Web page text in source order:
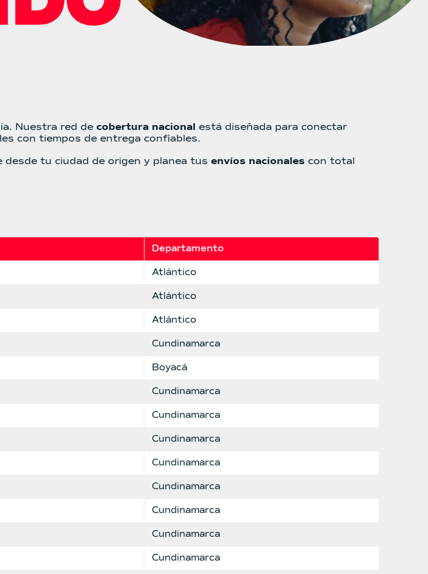
Nuestra red de cobertura nacional
está diseñada para conectar
con tiempos de entrega confiables.
tu ciudad de origen y planea tus envíos nacionales con total
Departamento
Atlántico
Atlántico
Atlántico
Cundinamarca
Boyacá
Cundinamarca
Cundinamarca
Cundinamarca
Cundinamarca
Cundinamarca
Cundinamarca
Cundinamarca
Cundinamarca